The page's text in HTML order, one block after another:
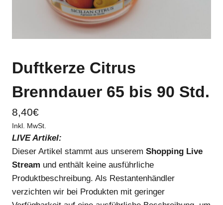
Duftkerze Citrus
Brenndauer 65 bis 90 Std.
8,40€
Inkl. MwSt.
LIVE Artikel:
Dieser Artikel stammt aus unserem Shopping Live
Stream und enthält keine ausführliche
Produktbeschreibung. Als Restantenhändler
verzichten wir bei Produkten mit geringer